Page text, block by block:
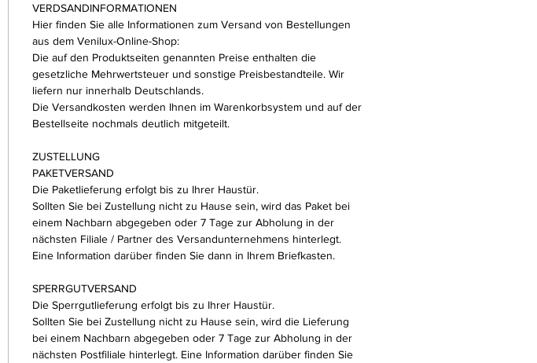
Größe: 2,5 Liter
VERDSANDINFORMATIONEN
Hier finden Sie alle Informationen zum Versand von Bestellungen
aus dem Venilux-Online-Shop:
Die auf den Produktseiten genannten Preise enthalten die
gesetzliche Mehrwertsteuer und sonstige Preisbestandteile. Wir
liefern nur innerhalb Deutschlands.
Die Versandkosten werden Ihnen im Warenkorbsystem und auf der
Bestellseite nochmals deutlich mitgeteilt.
ZUSTELLUNG
PAKETVERSAND
Die Paketlieferung erfolgt bis zu Ihrer Haustür.
Sollten Sie bei Zustellung nicht zu Hause sein, wird das Paket bei
einem Nachbarn abgegeben oder 7 Tage zur Abholung in der
nächsten Filiale / Partner des Versandunternehmens hinterlegt.
Eine Information darüber finden Sie dann in Ihrem Briefkasten.
SPERRGUTVERSAND
Die Sperrgutlieferung erfolgt bis zu Ihrer Haustür.
Sollten Sie bei Zustellung nicht zu Hause sein, wird die Lieferung
bei einem Nachbarn abgegeben oder 7 Tage zur Abholung in der
nächsten Postfiliale hinterlegt. Eine Information darüber finden Sie